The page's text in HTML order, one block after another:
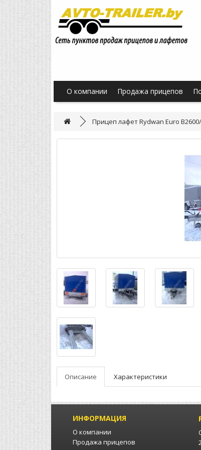
О компании Продажа прицепов
Прицеп лафет Rydwan Euro
Описание Характеристики
ИНФОРМАЦИЯ
О компании
Продажа прицепов